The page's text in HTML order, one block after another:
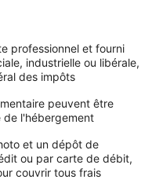
professionnel et fourni
industrielle ou libérale,
des impôts
peuvent être
l'hébergement
et un dépôt de
ou par carte de débit,
couvrir tous frais